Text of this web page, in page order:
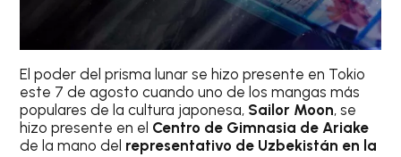
El poder del prisma lunar se hizo presente en Tokio
este 7 de agosto cuando uno de los mangas más
populares de la cultura japonesa, Sailor Moon, se
hizo presente en el Centro de Gimnasia de Ariake
de la mano del representativo de Uzbekistán en la